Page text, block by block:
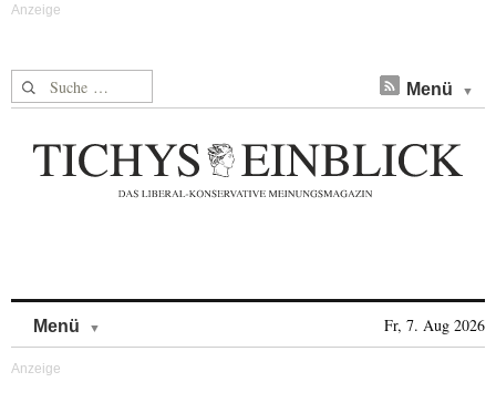
Suche nach: Menü
Menü Fr, 7. Aug 2026